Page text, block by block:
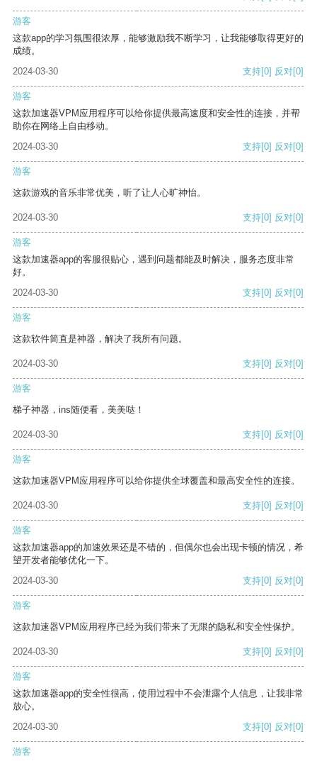
游客
这款app的学习氛围很浓厚，能够激励我不断学习，让我能够取得更好的
成绩。
2024-03-30
支持[0] 反对[0]
游客
这款加速器VPM应用程序可以给你提供最高速度和安全性的连接，并帮
助你在网络上自由移动。
2024-03-30
支持[0] 反对[0]
游客
这款游戏的音乐非常优美，听了让人心旷神怡。
2024-03-30 支持[0] 反对[0]
游客
这款加速器app的客服很贴心，遇到问题都能及时解决，服务态度非常
好。
2024-03-30
支持[0] 反对[0]
游客
这款软件简直是神器，解决了我所有问题。
2024-03-30 支持[0] 反对[0]
游客
梯子神器，ins随便看，美美哒！
2024-03-30 支持[0] 反对[0]
游客
这款加速器VPM应用程序可以给你提供全球覆盖和最高安全性的连接。
2024-03-30 支持[0] 反对[0]
游客
这款加速器app的加速效果还是不错的，但偶尔也会出现卡顿的情况，希
望开发者能够优化一下。
2024-03-30
支持[0] 反对[0]
游客
这款加速器VPM应用程序已经为我们带来了无限的隐私和安全性保护。
2024-03-30 支持[0] 反对[0]
游客
这款加速器app的安全性很高，使用过程中不会泄露个人信息，让我非常
放心。
2024-03-30
支持[0] 反对[0]
游客